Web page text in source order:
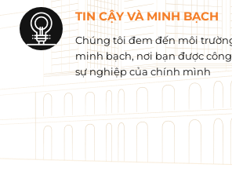
TIN CẬY VÀ MINH BẠCH
Chúng tôi đem đến môi
minh bạch, nơi bạn được
sự nghiệp của chính mình